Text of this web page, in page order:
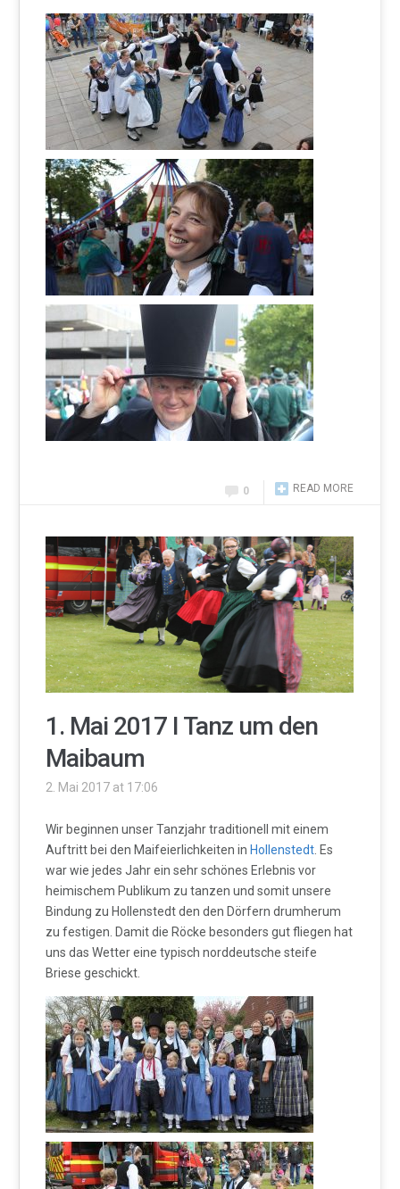
READ MORE
0
1. Mai 2017 I Tanz um den
Maibaum
2. Mai 2017 at 17:06
Wir beginnen unser Tanzjahr traditionell mit einem
Auftritt bei den Maifeierlichkeiten in Hollenstedt. Es
war wie jedes Jahr ein sehr schönes Erlebnis vor
heimischem Publikum zu tanzen und somit unsere
Bindung zu Hollenstedt den den Dörfern drumherum
zu festigen. Damit die Röcke besonders gut fliegen hat
uns das Wetter eine typisch norddeutsche steife
Briese geschickt.